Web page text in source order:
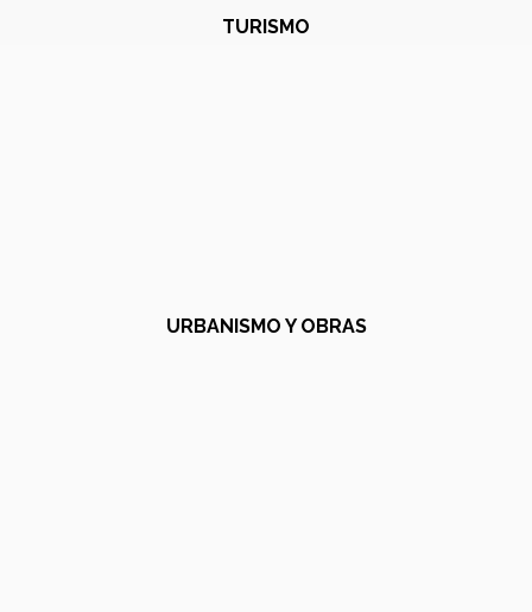
TURISMO
URBANISMO Y OBRAS